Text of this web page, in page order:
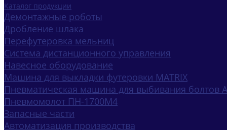
Каталог продукции
Демонтажные роботы
Дробление шлака
Перефутеровка мельниц
Система дистанционного управления
Навесное оборудование
Машина для выкладки футеровки MATRIX
Пневматическая машина для выбивания болтов
Пневмомолот ПН-1700М4
Запасные части
Автоматизация производства